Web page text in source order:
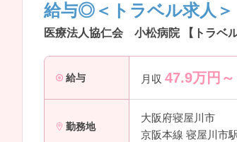
給与◎＜トラベル求人＞
医療法人協仁会 小松病院 【トラベ
給与 月収 47.9万円～
勤務地
大阪府寝屋川市
京阪本線 寝屋川市